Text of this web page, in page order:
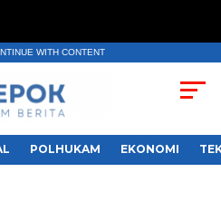
WITH CONTENT
POLHUKAM EKONOMI